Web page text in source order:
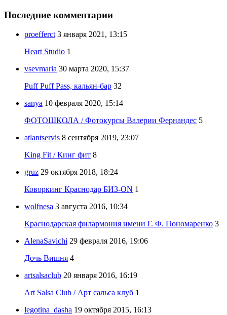
Последние комментарии
proefferct 3 января 2021, 13:15
Heart Studio 1
vsevmaria 30 марта 2020, 15:37
Puff Puff Pass, кальян-бар 32
sanya 10 февраля 2020, 15:14
ФОТОШКОЛА / Фотокурсы Валерии Фернандес 5
atlantservis 8 сентября 2019, 23:07
King Fit / Кинг фит 8
gruz 29 октября 2018, 18:24
Коворкинг Краснодар БИЗ-ON 1
wolfnesa 3 августа 2016, 10:34
Краснодарская филармония имени Г. Ф. Пономаренко 3
AlenaSavichi 29 февраля 2016, 19:06
Дочь Вишня 4
artsalsaclub 20 января 2016, 16:19
Art Salsa Club / Арт сальса клуб 1
legotina_dasha 19 октября 2015, 16:13